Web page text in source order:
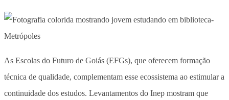
As Escolas do Futuro de Goiás (EFGs), que oferecem formação
técnica de qualidade, complementam esse ecossistema ao estimular a
continuidade dos estudos. Levantamentos do Inep mostram que